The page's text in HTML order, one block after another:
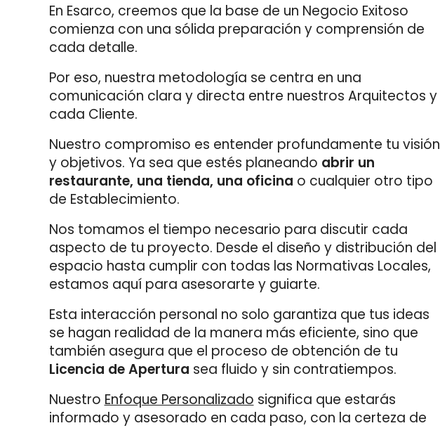
En Esarco, creemos que la base de un Negocio Exitoso
comienza con una sólida preparación y comprensión de
cada detalle.
Por eso, nuestra metodología se centra en una
comunicación clara y directa entre nuestros Arquitectos y
cada Cliente.
Nuestro compromiso es entender profundamente tu visión
y objetivos. Ya sea que estés planeando abrir un
restaurante, una tienda, una oficina o cualquier otro tipo
de Establecimiento.
Nos tomamos el tiempo necesario para discutir cada
aspecto de tu proyecto. Desde el diseño y distribución del
espacio hasta cumplir con todas las Normativas Locales,
estamos aquí para asesorarte y guiarte.
Esta interacción personal no solo garantiza que tus ideas
se hagan realidad de la manera más eficiente, sino que
también asegura que el proceso de obtención de tu
Licencia de Apertura sea fluido y sin contratiempos.
Nuestro Enfoque Personalizado significa que estarás
informado y asesorado en cada paso, con la certeza de